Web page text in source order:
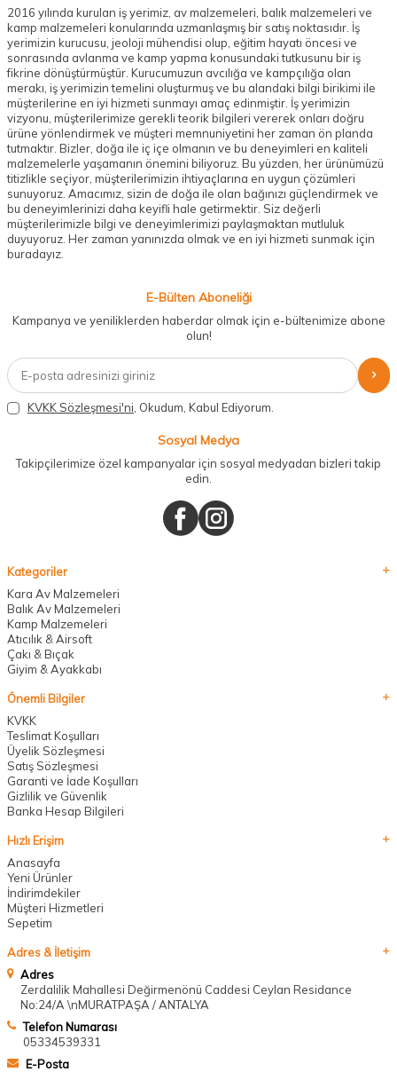
2016 yılında kurulan iş yerimiz, av malzemeleri, balık malzemeleri ve
kamp malzemeleri konularında uzmanlaşmış bir satış noktasıdır. İş
yerimizin kurucusu, jeoloji mühendisi olup, eğitim hayatı öncesi ve
sonrasında avlanma ve kamp yapma konusundaki tutkusunu bir iş
fikrine dönüştürmüştür. Kurucumuzun avcılığa ve kampçılığa olan
merakı, iş yerimizin temelini oluşturmuş ve bu alandaki bilgi birikimi ile
müşterilerine en iyi hizmeti sunmayı amaç edinmiştir. İş yerimizin
vizyonu, müşterilerimize gerekli teorik bilgileri vererek onları doğru
ürüne yönlendirmek ve müşteri memnuniyetini her zaman ön planda
tutmaktır. Bizler, doğa ile iç içe olmanın ve bu deneyimleri en kaliteli
malzemelerle yaşamanın önemini biliyoruz. Bu yüzden, her ürünümüzü
titizlikle seçiyor, müşterilerimizin ihtiyaçlarına en uygun çözümleri
sunuyoruz. Amacımız, sizin de doğa ile olan bağınızı güçlendirmek ve
bu deneyimlerinizi daha keyifli hale getirmektir. Siz değerli
müşterilerimizle bilgi ve deneyimlerimizi paylaşmaktan mutluluk
duyuyoruz. Her zaman yanınızda olmak ve en iyi hizmeti sunmak için
buradayız.
E-Bülten Aboneliği
Kampanya ve yeniliklerden haberdar olmak için e-bültenimize abone
olun!
KVKK Sözleşmesi'ni , Okudum, Kabul Ediyorum.
Sosyal Medya
Takipçilerimize özel kampanyalar için sosyal medyadan bizleri takip
edin.
Kategoriler
Kara Av Malzemeleri
Balık Av Malzemeleri
Kamp Malzemeleri
Atıcılık & Airsoft
Çakı & Bıçak
Giyim & Ayakkabı
Önemli Bilgiler
KVKK
Teslimat Koşulları
Üyelik Sözleşmesi
Satış Sözleşmesi
Garanti ve İade Koşulları
Gizlilik ve Güvenlik
Banka Hesap Bilgileri
Hızlı Erişim
Anasayfa
Yeni Ürünler
İndirimdekiler
Müşteri Hizmetleri
Sepetim
Adres & İletişim
Adres
Zerdalilik Mahallesi Değirmenönü Caddesi Ceylan Residance
No:24/A \nMURATPAŞA / ANTALYA
Telefon Numarası
05334539331
E-Posta